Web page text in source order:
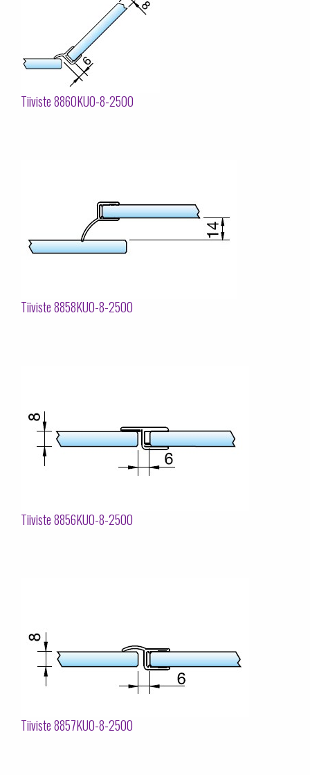
Tiiviste 8860KU0-8-2500
Tiiviste 8858KU0-8-2500
Tiiviste 8856KU0-8-2500
Tiiviste 8857KU0-8-2500